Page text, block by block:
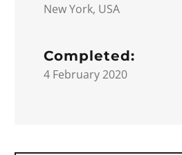
New York, USA
Completed:
4 February 2020